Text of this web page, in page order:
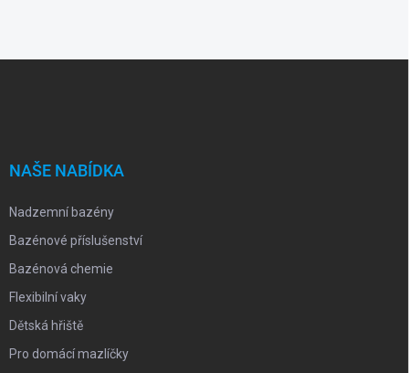
NAŠE NABÍDKA
Nadzemní bazény
Bazénové příslušenství
Bazénová chemie
Flexibilní vaky
Dětská hřiště
Pro domácí mazlíčky